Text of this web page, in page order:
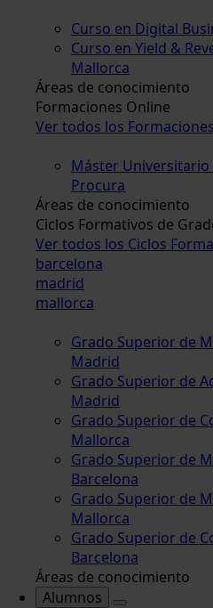
Curso en Digital
Curso en Yield &
Mallorca
Áreas de conocimiento
Formaciones Online
Ver todos los
Máster Universitario
Procura
Áreas de conocimiento
Ciclos Formativos de
Ver todos los Ciclos
barcelona
madrid
mallorca
Grado Superior de
Madrid
Grado Superior de
Madrid
Grado Superior de
Mallorca
Grado Superior de
Barcelona
Grado Superior de
Mallorca
Grado Superior de
Barcelona
Áreas de conocimiento
Alumnos